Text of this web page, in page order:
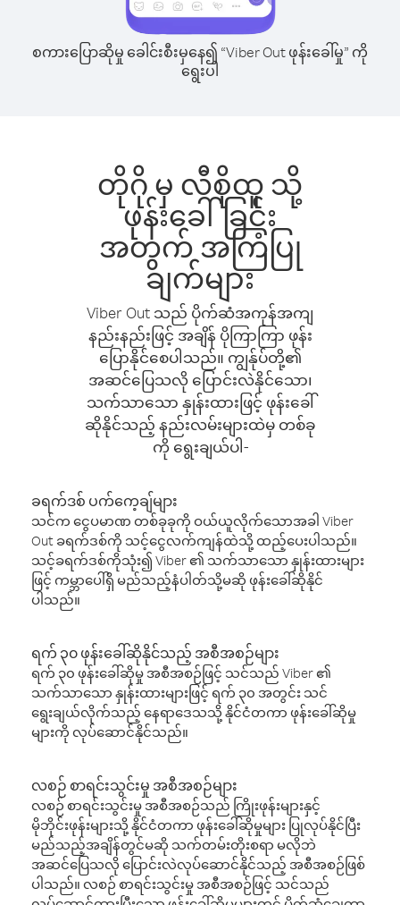
စကားပြောဆိုမှု ခေါင်းစီးမှနေ၍ “Viber Out ဖုန်းခေါ်မှု” ကို
ရွေးပါ
တိုဂို မှ လီစိုထူ သို့
ဖုန်းခေါ်ခြင်း
အတွက် အကြံပြု
ချက်များ
Viber Out သည် ပိုက်ဆံအကုန်အကျ
နည်းနည်းဖြင့် အချိန် ပိုကြာကြာ ဖုန်း
ပြောနိုင်စေပါသည်။ ကျွန်ုပ်တို့၏
အဆင်ပြေသလို ပြောင်းလဲနိုင်သော၊
သက်သာသော နှုန်းထားဖြင့် ဖုန်းခေါ်
ဆိုနိုင်သည့် နည်းလမ်းများထဲမှ တစ်ခု
ကို ရွေးချယ်ပါ-
ခရက်ဒစ် ပက်ကေ့ချ်များ
သင်က ငွေပမာဏ တစ်ခုခုကို ဝယ်ယူလိုက်သောအခါ Viber
Out ခရက်ဒစ်ကို သင့်ငွေလက်ကျန်ထဲသို့ ထည့်ပေးပါသည်။
သင့်ခရက်ဒစ်ကိုသုံး၍ Viber ၏ သက်သာသော နှုန်းထားများ
ဖြင့် ကမ္ဘာပေါ်ရှိ မည်သည့်နံပါတ်သို့မဆို ဖုန်းခေါ်ဆိုနိုင်
ပါသည်။
ရက် ၃၀ ဖုန်းခေါ်ဆိုနိုင်သည့် အစီအစဉ်များ
ရက် ၃၀ ဖုန်းခေါ်ဆိုမှု အစီအစဉ်ဖြင့် သင်သည် Viber ၏
သက်သာသော နှုန်းထားများဖြင့် ရက် ၃၀ အတွင်း သင်
ရွေးချယ်လိုက်သည့် နေရာဒေသသို့ နိုင်ငံတကာ ဖုန်းခေါ်ဆိုမှု
များကို လုပ်ဆောင်နိုင်သည်။
လစဉ် စာရင်းသွင်းမှု အစီအစဉ်များ
လစဉ် စာရင်းသွင်းမှု အစီအစဉ်သည် ကြိုးဖုန်းများနှင့်
မိုဘိုင်းဖုန်းများသို့ နိုင်ငံတကာ ဖုန်းခေါ်ဆိုမှုများ ပြုလုပ်နိုင်ပြီး
မည်သည့်အချိန်တွင်မဆို သက်တမ်းတိုးစရာ မလိုဘဲ
အဆင်ပြေသလို ပြောင်းလဲလုပ်ဆောင်နိုင်သည့် အစီအစဉ်ဖြစ်
ပါသည်။ လစဉ် စာရင်းသွင်းမှု အစီအစဉ်ဖြင့် သင်သည်